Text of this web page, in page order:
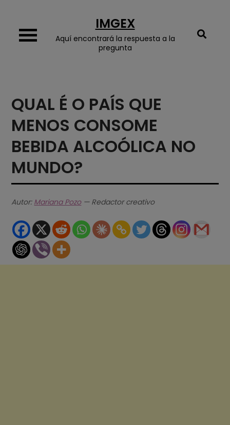
content
IMGEX
Aquí encontrará la respuesta a la
pregunta
QUAL É O PAÍS QUE
MENOS CONSOME
BEBIDA ALCOÓLICA NO
MUNDO?
Autor: Mariana Pozo— Redactor creativo